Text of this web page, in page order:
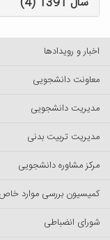
اخبار و رویدادها
معاونت دانشجویی
مدیریت دانشجویی
مدیریت تربیت بدنی
مرکز مشاوره دانشجویی
کمیسیون بررسی موارد خاص
شورای انضباطی